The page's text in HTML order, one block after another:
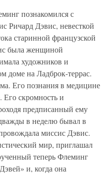
познакомился с
Ричард Дэвис, невесткой
старинной французской
была женщиной
художников и
доме на Ладброк-террас.
Его познания в медицине
скромность и
предписанный ему
в неделю бывал в
миссис Дэвис.
мир, приглашал
теперь Флеминг
и, когда она